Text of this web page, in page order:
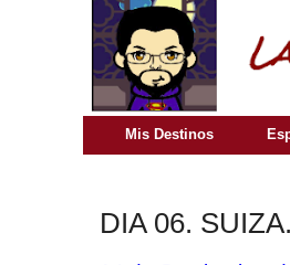
Mis Destinos
DIA 06.